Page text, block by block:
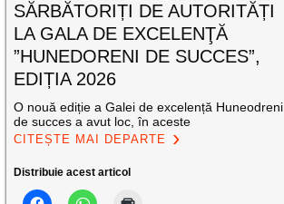
SĂRBĂTORIȚI DE AUTORITĂȚI
LA GALA DE EXCELENŢĂ
”HUNEDORENI DE SUCCES”,
EDIȚIA 2026
O nouă ediție a Galei de excelență Huneodreni
de succes a avut loc, în aceste
CITEȘTE MAI DEPARTE
Distribuie acest articol